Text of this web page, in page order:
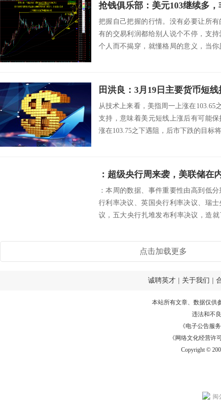
抢钱俱乐部：美元103继续多
把握自己把握的行情。没有必要让所
有的交易利润都给别人说个不停，支
个人而不揭穿，就懂格局的意义，当
田洪良：3月19日主要货币
从技术上来看，美指周一上涨在103.65
支持，意味着美元短线上涨后有可能
涨在103.75之下遇阻，后市下跌的目标
：本周的数据、事件重要性由高到低
行利率决议、英国央行利率决议、瑞
议，五大央行扎堆发布利率决议，造
点击加载更多
诚聘英才 关于我们
本站所有文章、数据仅供
违法和不
《电子公告服务
《网络文化经营许
Copyright ©
闽